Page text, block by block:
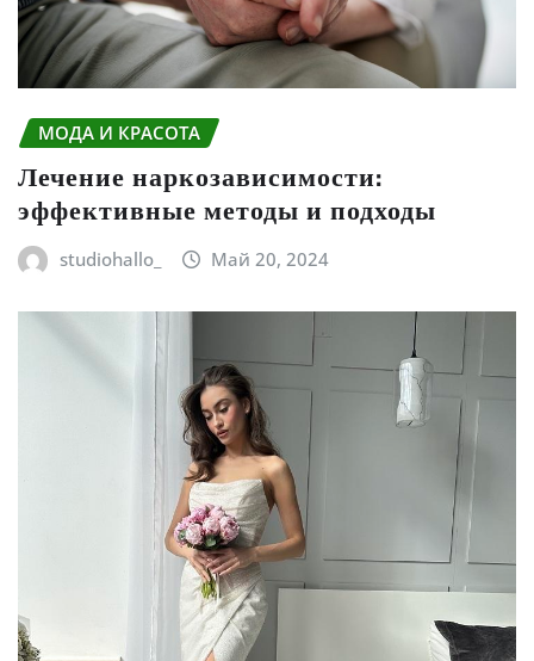
МОДА И КРАСОТА
Лечение наркозависимости:
эффективные методы и подходы
studiohallo_ Май 20, 2024